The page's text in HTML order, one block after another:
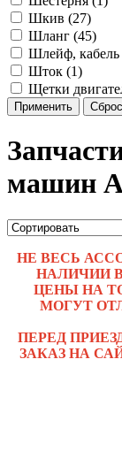
Шкив (27)
Шланг (45)
Шлейф, кабель
Шток (1)
Щетки
Применить
машин
НЕ ВЕСЬ
НАЛИЧИИ
ЦЕНЫ НА
МОГУТ
ПЕРЕД
ЗАКАЗ НА